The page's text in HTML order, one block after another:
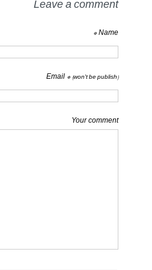
Leave a comment
Name *
Email * (won't be publish)
Your comment